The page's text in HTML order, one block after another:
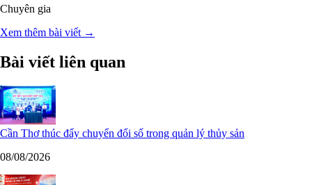
Chuyên gia
Xem thêm bài viết →
Bài viết liên quan
Cần Thơ thúc đẩy chuyển đổi số trong quản lý thủy sản
08/08/2026